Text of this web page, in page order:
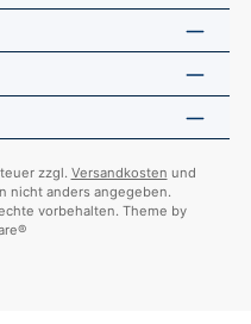
zzgl. Versandkosten und
nicht anders angegeben.
vorbehalten. Theme by